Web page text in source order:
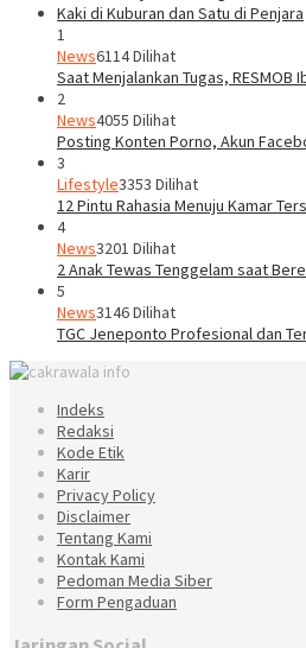
1
News6114 Dilihat
Saat Menjalankan Tugas, RESMOB
2
News4055 Dilihat
Posting Konten Porno, Akun
3
Lifestyle3353 Dilihat
12 Pintu Rahasia Menuju Kamar
4
News3201 Dilihat
2 Anak Tewas Tenggelam saat
5
News3146 Dilihat
TGC Jeneponto Profesional dan
Indeks
Redaksi
Kode Etik
Karir
Privacy Policy
Disclaimer
Tentang Kami
Kontak Kami
Pedoman Media Siber
Form Pengaduan